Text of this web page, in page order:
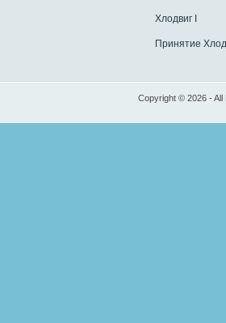
Хлодвиг I
Принятие
Copyright © 2026 -